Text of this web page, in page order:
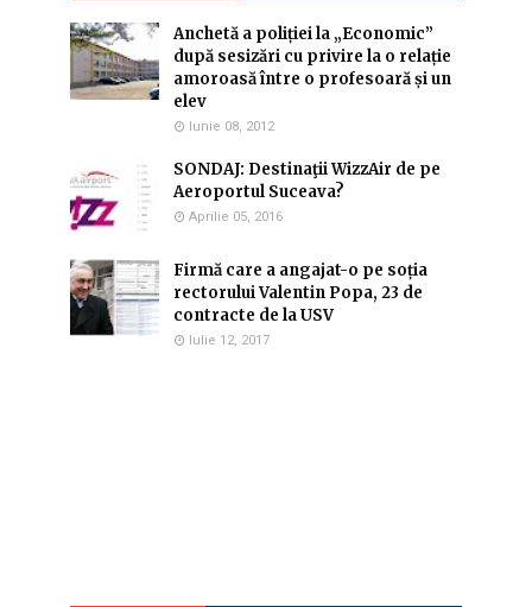
Anchetă a poliției la „Economic”
după sesizări cu privire la o relație
amoroasă între o profesoară și un
elev
Iunie 08, 2012
SONDAJ: Destinaţii WizzAir de pe
Aeroportul Suceava?
Aprilie 05, 2016
Firmă care a angajat-o pe soția
rectorului Valentin Popa, 23 de
contracte de la USV
Iulie 12, 2017